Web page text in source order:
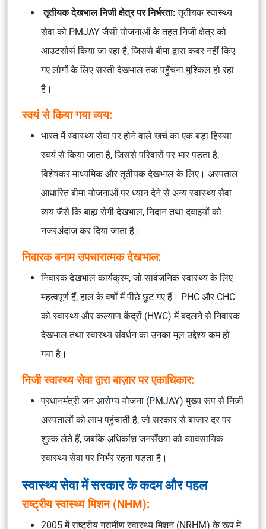
तृतीयक देखभाल निजी क्षेत्र पर निर्भरता:तृतीयक स्वास्थ्य
सेवा को PMJAY जैसी योजनाओं के तहत निजी क्षेत्र को
आउटसोर्स किया जा रहा है, जिससे बीमा द्वारा कवर नहीं किए
गए लोगों के लिए सस्ती देखभाल तक पहुँचना मुश्किल हो रहा
है।
स्वयं से किया गया व्यय:
भारत में स्वास्थ्य सेवा पर होने वाले खर्च का एक बड़ा हिस्सा
स्वयं से किया जाता है, जिससे परिवारों पर भार पड़ता है,
विशेषकर माध्यमिक और तृतीयक देखभाल के लिए। अस्पताल
आधारित बीमा योजनाओं पर ध्यान देने से अन्य स्वास्थ्य सेवा
व्यय जैसे कि बाह्य रोगी देखभाल, निदान तथा दवाइयों को
नजरअंदाज कर दिया जाता है।
निवारक बनाम उपचारात्मक देखभाल:
निवारक देखभाल कार्यक्रम, जो सार्वजनिक स्वास्थ्य के लिए
महत्वपूर्ण हैं, हाल के वर्षों में पीछे छूट गए हैं। PHC और CHC
को स्वास्थ्य और कल्याण केंद्रों (HWC) में बदलने से निवारक
देखभाल तथा स्वास्थ्य संवर्धन का उनका मूल उद्देश्य कम हो
गया है।
निजी स्वास्थ्य सेवा द्वारा बाज़ार पर एकाधिकार:
प्रधानमंत्री जन आरोग्य योजना (PMJAY) मुख्य रूप से निजी
अस्पतालों को लाभ पहुंचाती है, जो सरकार से बाजार दर पर
शुल्क लेते हैं, जबकि अधिकांश जनसँख्या को व्यावसायिक
स्वास्थ्य सेवा पर निर्भर रहना पड़ता है।
स्वास्थ्य सेवा में सरकार के कदम और पहल
राष्ट्रीय स्वास्थ्य मिशन (NHM):
2005 में राष्ट्रीय ग्रामीण स्वास्थ्य मिशन (NRHM) के रूप में